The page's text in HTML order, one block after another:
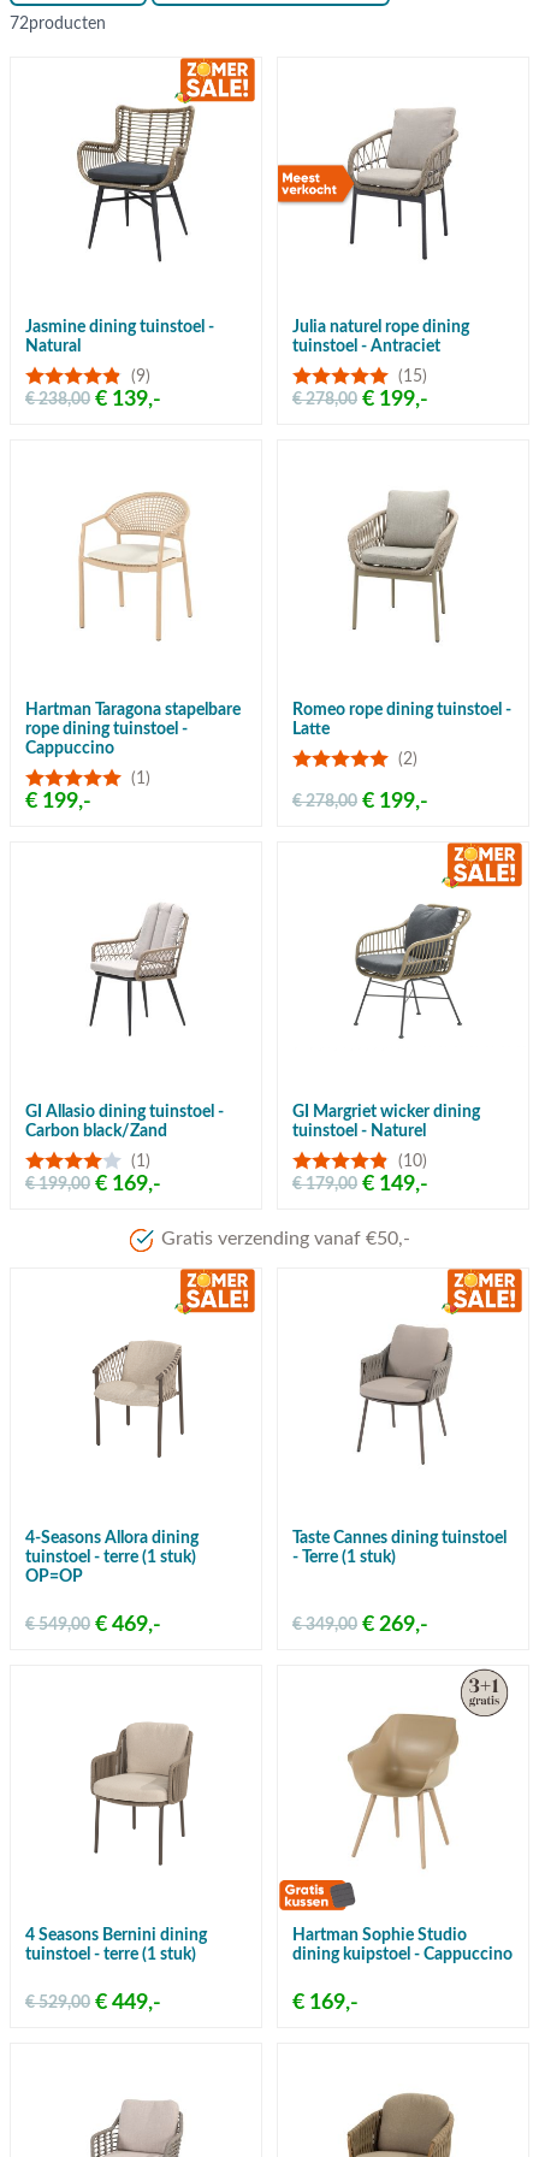
72producten
Jasmine dining tuinstoel -
Natural
(9)
€ 139,-
€ 238,00
Julia naturel rope dining
tuinstoel - Antraciet
(15)
€ 199,-
€ 278,00
Hartman Taragona stapelbare
rope dining tuinstoel -
Cappuccino
(1)
€ 199,-
Romeo rope dining tuinstoel -
Latte
(2)
€ 199,-
€ 278,00
GI Allasio dining tuinstoel -
Carbon black/Zand
(1)
€ 169,-
€ 199,00
GI Margriet wicker dining
tuinstoel - Naturel
(10)
€ 149,-
€ 179,00
Meer dan 80 jaar ervaring
4-Seasons Allora dining
tuinstoel - terre (1 stuk)
OP=OP
€ 469,-
€ 549,00
Taste Cannes dining tuinstoel
- Terre (1 stuk)
€ 269,-
€ 349,00
4 Seasons Bernini dining
tuinstoel - terre (1 stuk)
€ 449,-
€ 529,00
Hartman Sophie Studio
dining kuipstoel - Cappuccino
€ 169,-